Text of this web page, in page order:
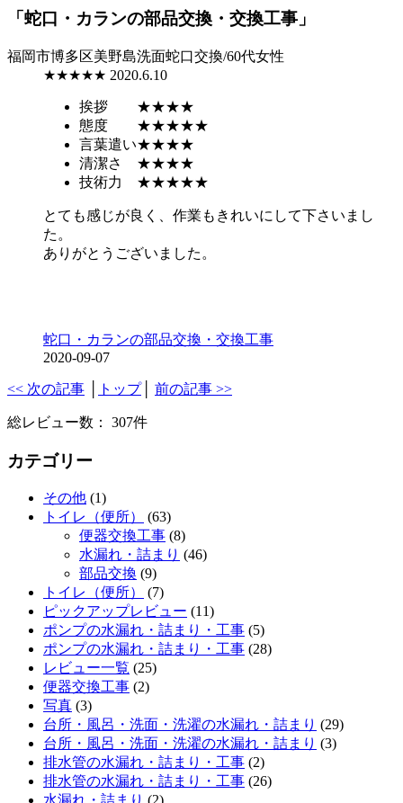
「蛇口・カランの部品交換・交換工事」
福岡市博多区美野島洗面蛇口交換/60代女性
★★★★★ 2020.6.10
挨拶 ★★★★
態度 ★★★★★
言葉遣い★★★★
清潔さ ★★★★
技術力 ★★★★★
とても感じが良く、作業もきれいにして下さいまし
た。
ありがとうございました。
蛇口・カランの部品交換・交換工事
2020-09-07
<< 次の記事 トップ│ 前の記事 >>
総レビュー数： 307件
カテゴリー
その他 (1)
トイレ（便所）
(63)
便器交換工事 (8)
水漏れ・詰まり (46)
部品交換 (9)
トイレ（便所）
(7)
ピックアップレビュー (11)
ポンプの水漏れ・詰まり・工事 (5)
ポンプの水漏れ・詰まり・工事 (28)
レビュー一覧 (25)
便器交換工事 (2)
写真 (3)
台所・風呂・洗面・洗濯の水漏れ・詰まり (29)
台所・風呂・洗面・洗濯の水漏れ・詰まり (3)
排水管の水漏れ・詰まり・工事 (2)
排水管の水漏れ・詰まり・工事 (26)